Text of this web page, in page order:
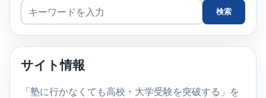
サ
イ
ト
検
索
検索
サイト情報
「塾に行かなくても高校・大学受験を突破する」を